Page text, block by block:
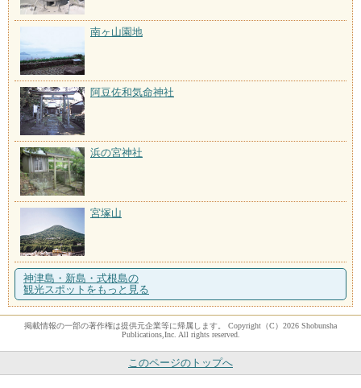
南ヶ山園地
阿豆佐和気命神社
浜の宮神社
宮塚山
神津島・新島・式根島の
観光スポットをもっと見る
掲載情報の一部の著作権は提供元企業等に帰属します。 Copyright（C）2026 Shobunsha
Publications,Inc. All rights reserved.
このページのトップへ